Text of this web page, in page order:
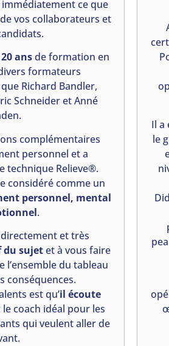
immédiatement ce que
vos collaborateurs et
ansde formation en
formateurs
Richard Bandler,
Schneider et Anné
complémentaires
personnel et a
technique Relieve®.
considéré comme un
personnel, mental
.
et très
du sujetet à vous faire
l’ensemble du tableau
conséquences.
est qu’il écoute
coach idéal pour les
qui veulent aller de
Il a
le